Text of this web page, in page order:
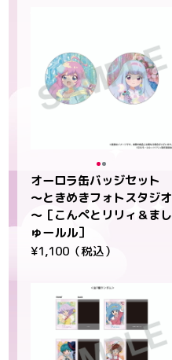
オーロラ缶バッジセット
～ときめきフォトスタジオ
～［こんぺとリリィ＆まし
ゅールル］
¥1,100（税込）